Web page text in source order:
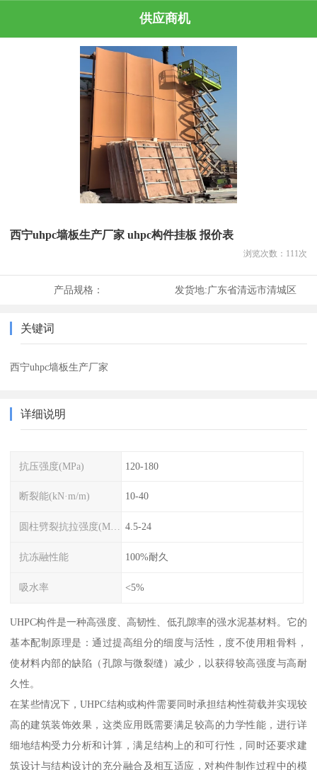
供应商机
西宁uhpc墙板生产厂家 uhpc构件挂板 报价表
浏览次数： 111 次
产品规格： 发货地:广东省清远市清城区
关键词
西宁uhpc墙板生产厂家
详细说明
抗压强度(MPa) 120-180
断裂能(kN·m/m) 10-40
圆柱劈裂抗拉强度(MPa) 4.5-24
抗冻融性能 100%耐久
吸水率 <5%
UHPC构件是一种高强度、高韧性、低孔隙率的强水泥基材料。它的
基本配制原理是：通过提高组分的细度与活性，度不使用粗骨料，
使材料内部的缺陷（孔隙与微裂缝）减少，以获得较高强度与高耐
久性。
在某些情况下，UHPC结构或构件需要同时承担结构性荷载并实现较
高的建筑装饰效果，这类应用既需要满足较高的力学性能，进行详
细地结构受力分析和计算，满足结构上的和可行性，同时还要求建
筑设计与结构设计的充分融合及相互适应，对构件制作过程中的模